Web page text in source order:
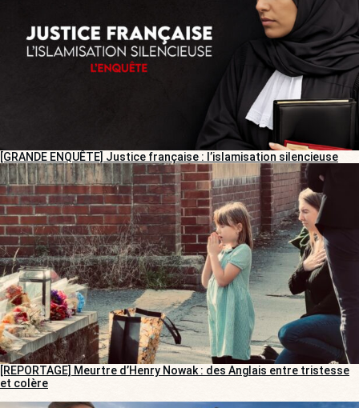
[GRANDE ENQUÊTE] Justice française : l’islamisation silencieuse
[REPORTAGE] Meurtre d’Henry Nowak : des Anglais entre tristesse
et colère